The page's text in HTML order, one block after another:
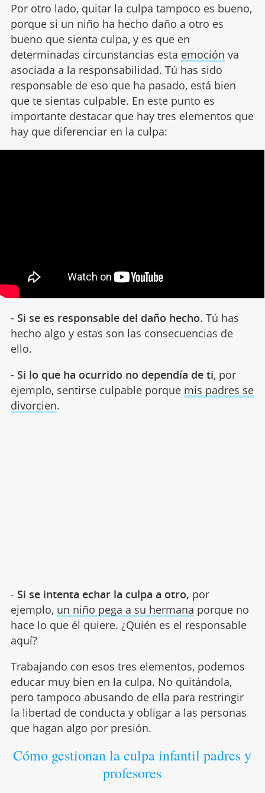
Por otro lado, quitar la culpa tampoco es bueno,
porque si un niño ha hecho daño a otro es
bueno que sienta culpa, y es que en
determinadas circunstancias esta emoción va
asociada a la responsabilidad. Tú has sido
responsable de eso que ha pasado, está bien
que te sientas culpable. En este punto es
importante destacar que hay tres elementos que
hay que diferenciar en la culpa:
- Si se es responsable del daño hecho. Tú has
hecho algo y estas son las consecuencias de
ello.
- Si lo que ha ocurrido no dependía de ti, por
ejemplo, sentirse culpable porque mis padres se
divorcien.
- Si se intenta echar la culpa a otro, por
ejemplo, un niño pega a su hermana porque no
hace lo que él quiere. ¿Quién es el responsable
aquí?
Trabajando con esos tres elementos, podemos
educar muy bien en la culpa. No quitándola,
pero tampoco abusando de ella para restringir
la libertad de conducta y obligar a las personas
que hagan algo por presión.
Cómo gestionan la culpa infantil padres y
profesores